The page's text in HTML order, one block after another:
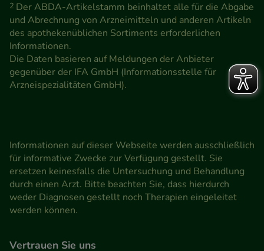
2 Der ABDA-Artikelstamm beinhaltet alle für die Abgabe
und Abrechnung von Arzneimitteln und anderen Artikeln
des apothekenüblichen Sortiments erforderlichen
Informationen.
Die Daten basieren auf Meldungen der Anbieter
gegenüber der IFA GmbH (Informationsstelle für
Arzneispezialitäten GmbH).
Informationen auf dieser Webseite werden ausschließlich
für informative Zwecke zur Verfügung gestellt. Sie
ersetzen keinesfalls die Untersuchung und Behandlung
durch einen Arzt. Bitte beachten Sie, dass hierdurch
weder Diagnosen gestellt noch Therapien eingeleitet
werden können.
Vertrauen Sie uns